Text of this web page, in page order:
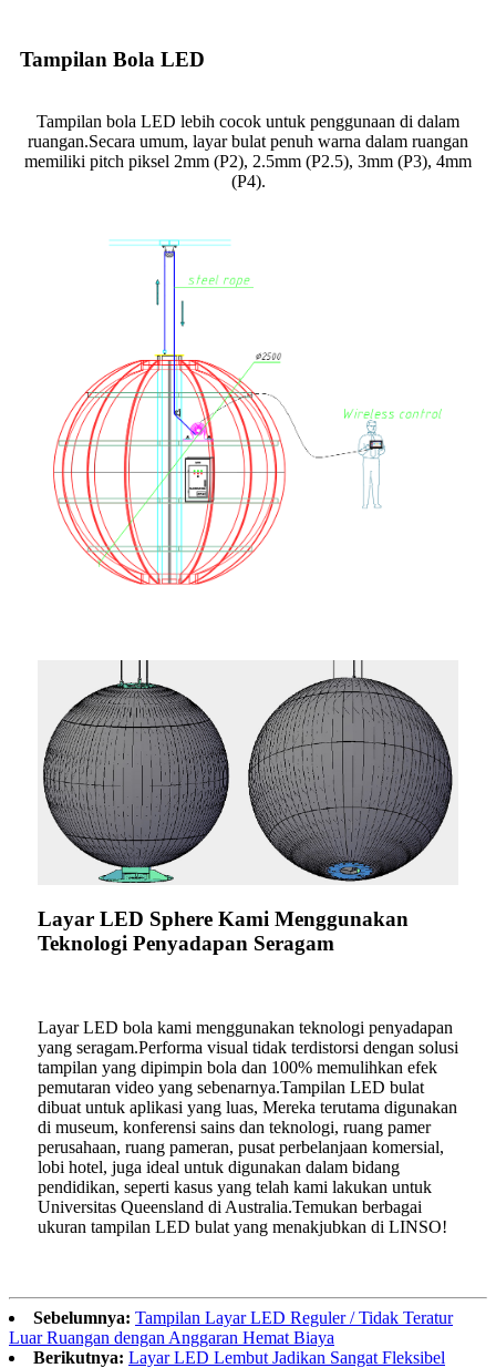
Tampilan Bola LED
Tampilan bola LED lebih cocok untuk penggunaan di dalam
ruangan.Secara umum, layar bulat penuh warna dalam ruangan
memiliki pitch piksel 2mm (P2), 2.5mm (P2.5), 3mm (P3), 4mm
(P4).
Layar LED Sphere Kami Menggunakan
Teknologi Penyadapan Seragam
Layar LED bola kami menggunakan teknologi penyadapan
yang seragam.Performa visual tidak terdistorsi dengan solusi
tampilan yang dipimpin bola dan 100% memulihkan efek
pemutaran video yang sebenarnya.Tampilan LED bulat
dibuat untuk aplikasi yang luas, Mereka terutama digunakan
di museum, konferensi sains dan teknologi, ruang pamer
perusahaan, ruang pameran, pusat perbelanjaan komersial,
lobi hotel, juga ideal untuk digunakan dalam bidang
pendidikan, seperti kasus yang telah kami lakukan untuk
Universitas Queensland di Australia.Temukan berbagai
ukuran tampilan LED bulat yang menakjubkan di LINSO!
Sebelumnya: Tampilan Layar LED Reguler / Tidak Teratur
Luar Ruangan dengan Anggaran Hemat Biaya
Berikutnya: Layar LED Lembut Jadikan Sangat Fleksibel